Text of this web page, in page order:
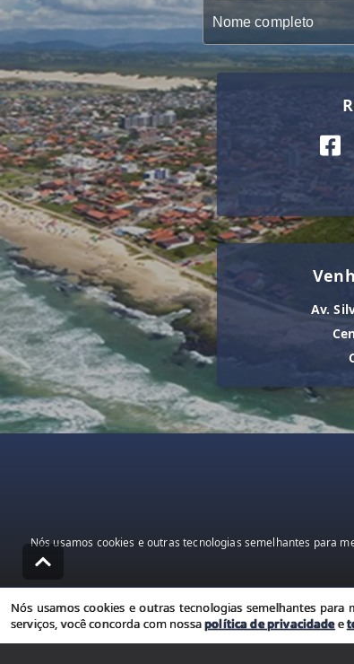
Av.
Nós usamos cookies e outras tecnologias semelhantes para
Nós usamos cookies e outras tecnologias semelhantes
serviços, você concorda com nossapolítica de privacidadee